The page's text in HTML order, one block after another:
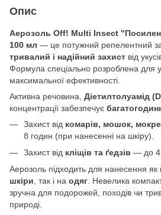
Опис
Аерозоль Off! Multi Insect
100 мл — це потужний репелентний
тривалий і надійний захист від
Формула спеціально розроблена для
максимальної ефективності.
Активна речовина, Діетилтолуамід
концентрації забезпечує
Захист від комарів, мошок,
8 годин (при нанесенні на шкіру).
Захист від кліщів та ґедзів — до 4
Аерозоль підходить для нанесення як
шкіри, так і на одяг. Невелика
зручна для подорожей, походів чи
природі.